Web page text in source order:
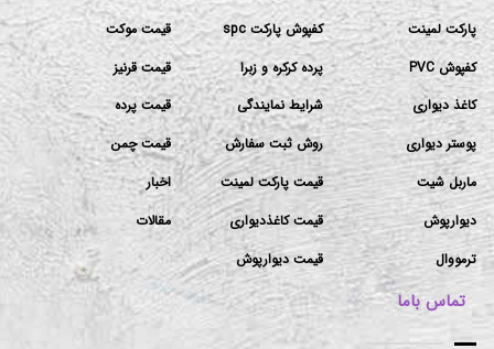
پارکت لمینت
کفپوش PVC
کاغذ دیواری
پوستر دیواری
ماربل شیت
دیوارپوش
ترمووال
کفپوش پارکت spc
پرده کرکره و زبرا
شرایط نمایندگی
روش ثبت سفارش
قیمت پارکت لمینت
قیمت کاغذدیواری
قیمت دیوارپوش
قیمت موکت
قیمت قرنیز
قیمت پرده
قیمت چمن
اخبار
مقالات
تماس باما